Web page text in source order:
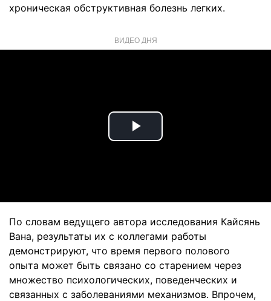
хроническая обструктивная болезнь легких.
ВИДЕО ДНЯ
Play
По словам ведущего автора исследования Кайсянь
Вана, результаты их с коллегами работы
демонстрируют, что время первого полового
опыта может быть связано со старением через
множество психологических, поведенческих и
связанных с заболеваниями механизмов. Впрочем,